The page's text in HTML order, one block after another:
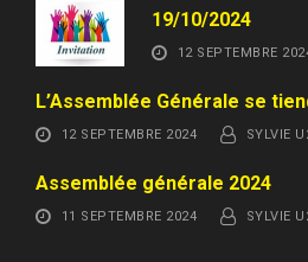
19/10/2024
12 SEPTEMBRE
L’Assemblée Générale se
12 SEPTEMBRE 2024 SYLVIE
Assemblée générale 2024
11 SEPTEMBRE 2024 SYLVIE